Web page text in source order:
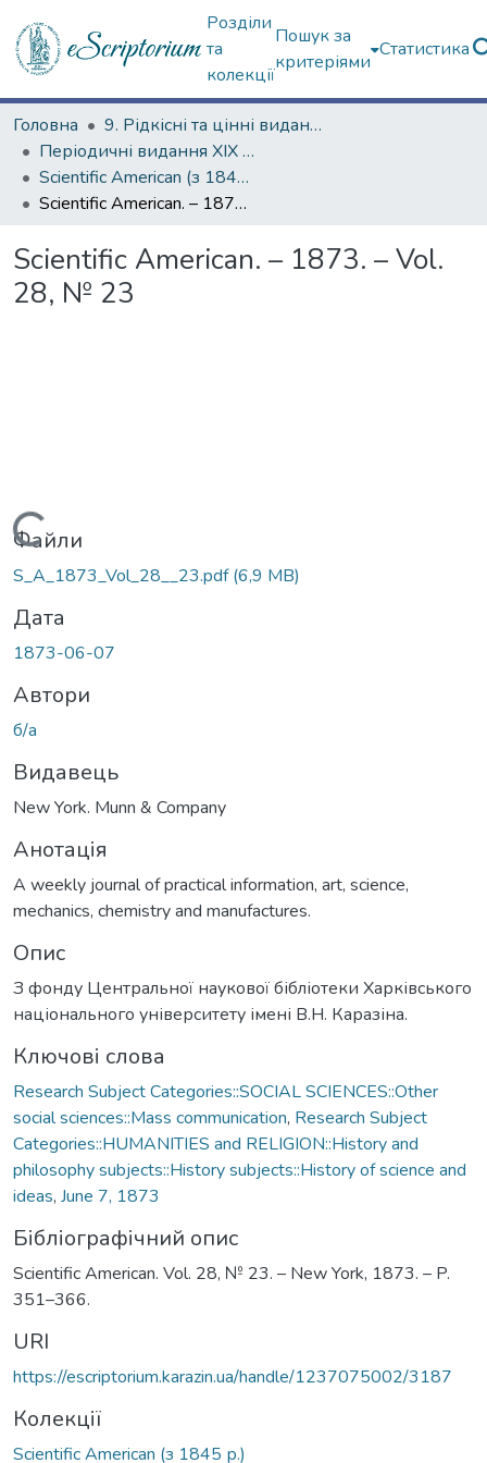
Розділи
та
колекції
Пошук за
критеріями
Статистика
Головна
9. Рідкісні та цінні видання
Періодичні видання ХІХ ст.
Scientific American (з 1845 р.)
Scientific American. – 1873. – Vol. 28, № 23
Scientific American. – 1873. – Vol.
28, № 23
Вантажиться...
Файли
S_A_1873_Vol_28__23.pdf(6,9 MB)
Дата
1873-06-07
Автори
б/а
Видавець
New York. Munn & Company
Анотація
A weekly journal of practical information, art, science,
mechanics, chemistry and manufactures.
Опис
З фонду Центральної наукової бібліотеки Харківського
національного університету імені В.Н. Каразіна.
Ключові слова
Research Subject Categories::SOCIAL SCIENCES::Other
social sciences::Mass communication, Research Subject
Categories::HUMANITIES and RELIGION::History and
philosophy subjects::History subjects::History of science and
ideas, June 7, 1873
Бібліографічний опис
Scientific American. Vol. 28, № 23. – New York, 1873. – P.
351–366.
URI
https://escriptorium.karazin.ua/handle/1237075002/3187
Колекції
Scientific American (з 1845 р.)